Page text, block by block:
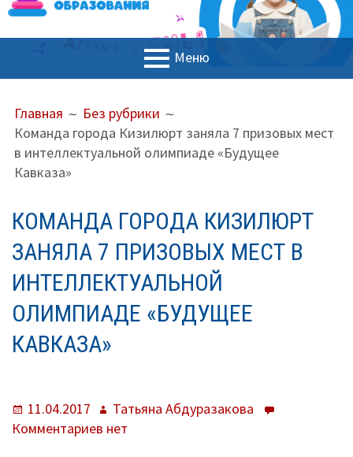
Меню
МЕНЮ
Управление образования
Наш коллектив
Система образования
Контроль исполнения
Методистам
Документы
Распоряжения
НА
САЙТЕ
(ХЛЕБНЫЕ
Главная
Без рубрики
Команда города Кизилюрт заняла 7 призовых мест
в интеллектуальной олимпиаде «Будущее
Кавказа»
КОМАНДА ГОРОДА КИЗИЛЮРТ
ЗАНЯЛА 7 ПРИЗОВЫХ МЕСТ В
ИНТЕЛЛЕКТУАЛЬНОЙ
ОЛИМПИАДЕ «БУДУЩЕЕ
КАВКАЗА»
Опубликовано
11.04.2017 Автор
Татьяна Абдуразакова
Комментариев кнет